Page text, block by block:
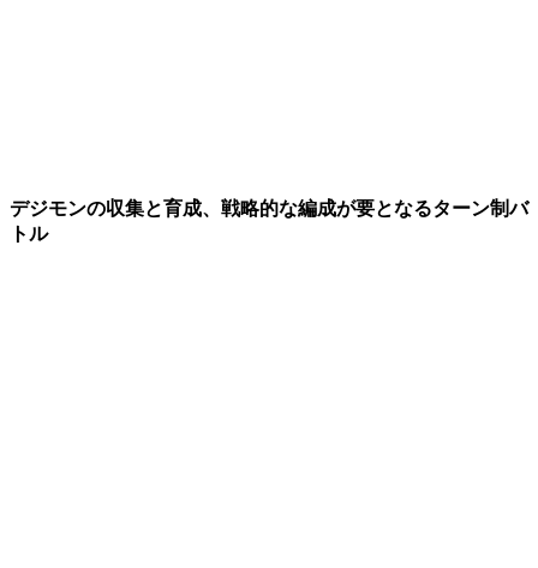
デジモンの収集と育成、戦略的な編成が要となるターン制バ
トル